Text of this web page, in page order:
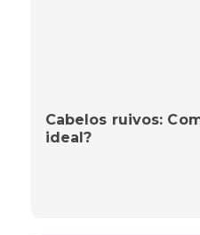
Cabelos ruivos:
ideal?